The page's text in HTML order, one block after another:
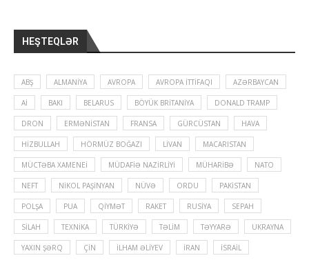
HEŞTEQLƏR
ABŞ ALMANIYA AVROPA AVROPA İTTIFAQI AZƏRBAYCAN
Aİ BAKI BELARUS BÖYÜK BRITANIYA DONALD TRAMP
DRON ERMƏNISTAN FRANSA GÜRCÜSTAN HAVA
HIZBULLAH HÖRMÜZ BOĞAZI LIVAN MACARISTAN
MÜCTƏBA XAMENEI MÜDAFIƏ NAZIRLIYI MÜHARIBƏ NATO
NEFT NIKOL PAŞINYAN NÜVƏ ORDU PAKISTAN
POLŞA PUA QIYMƏT RAKET RUSIYA SEPAH
SILAH TEXNIKA TÜRKIYƏ TƏLIM TƏYYARƏ UKRAYNA
YAXIN ŞƏRQ ÇIN İLHAM ƏLIYEV İRAN İSRAIL